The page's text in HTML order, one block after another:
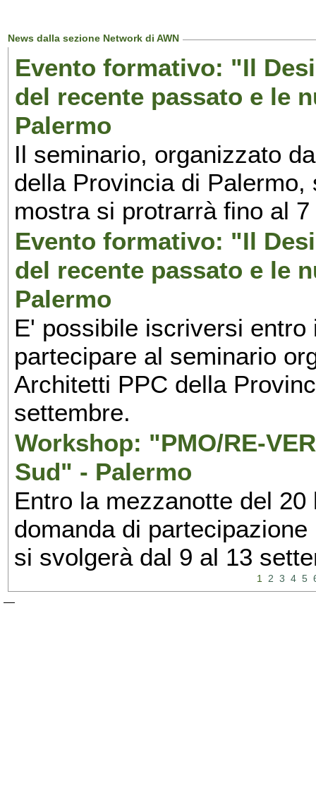
News dalla sezione Network di AWN
Evento formativo: "Il
del recente passato e le
Palermo
Il seminario, organizzato
della Provincia di
mostra si protrarrà fino al
Evento formativo: "Il
del recente passato e le
Palermo
E' possibile iscriversi
partecipare al seminario
Architetti PPC della
settembre.
Workshop: "PMO/RE-
Sud" - Palermo
Entro la mezzanotte del
domanda di
si svolgerà dal 9 al 13
1 2 3 4 5